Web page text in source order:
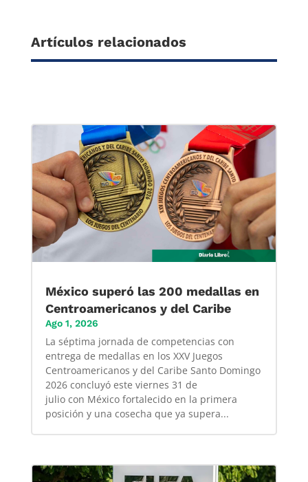
Artículos relacionados
México superó las 200 medallas en
Centroamericanos y del Caribe
Ago 1, 2026
La séptima jornada de competencias con
entrega de medallas en los XXV Juegos
Centroamericanos y del Caribe Santo Domingo
2026 concluyó este viernes 31 de
julio con México fortalecido en la primera
posición y una cosecha que ya supera...